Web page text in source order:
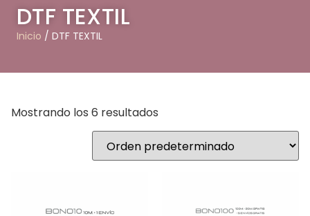
DTF TEXTIL
Inicio / DTF TEXTIL
Mostrando los 6 resultados